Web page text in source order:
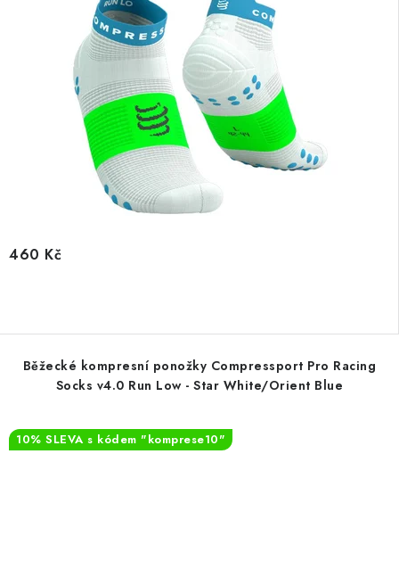
460 Kč
Běžecké kompresní ponožky Compressport Pro Racing
Socks v4.0 Run Low - Star White/Orient Blue
10% SLEVA s kódem "komprese10"